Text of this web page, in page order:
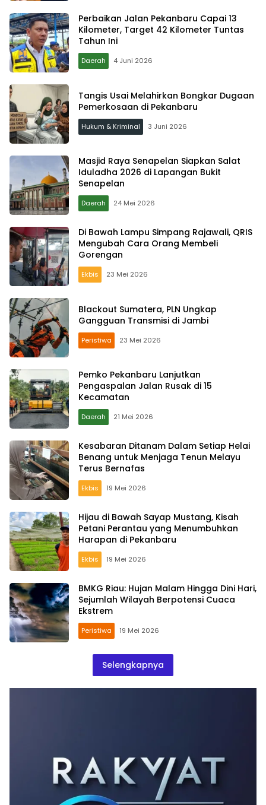
Perbaikan Jalan Pekanbaru Capai 13
Kilometer, Target 42 Kilometer Tuntas
Tahun Ini
Daerah 4 Juni 2026
Tangis Usai Melahirkan Bongkar Dugaan
Pemerkosaan di Pekanbaru
Hukum & Kriminal 3 Juni 2026
Masjid Raya Senapelan Siapkan Salat
Iduladha 2026 di Lapangan Bukit
Senapelan
Daerah 24 Mei 2026
Di Bawah Lampu Simpang Rajawali, QRIS
Mengubah Cara Orang Membeli
Gorengan
Ekbis 23 Mei 2026
Blackout Sumatera, PLN Ungkap
Gangguan Transmisi di Jambi
Peristiwa 23 Mei 2026
Pemko Pekanbaru Lanjutkan
Pengaspalan Jalan Rusak di 15
Kecamatan
Daerah 21 Mei 2026
Kesabaran Ditanam Dalam Setiap Helai
Benang untuk Menjaga Tenun Melayu
Terus Bernafas
Ekbis 19 Mei 2026
Hijau di Bawah Sayap Mustang, Kisah
Petani Perantau yang Menumbuhkan
Harapan di Pekanbaru
Ekbis 19 Mei 2026
BMKG Riau: Hujan Malam Hingga Dini Hari,
Sejumlah Wilayah Berpotensi Cuaca
Ekstrem
Peristiwa 19 Mei 2026
Selengkapnya